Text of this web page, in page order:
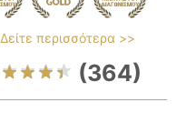
Δείτε περισσότερα >>
(364)